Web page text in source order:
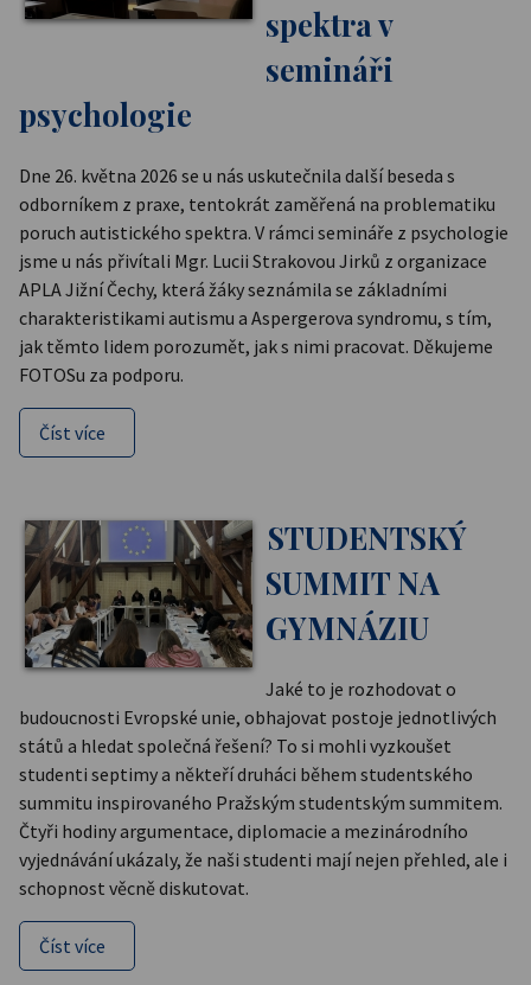
spektra v
semináři
psychologie
Dne 26. května 2026 se u nás uskutečnila další beseda s
odborníkem z praxe, tentokrát zaměřená na problematiku
poruch autistického spektra. V rámci semináře z psychologie
jsme u nás přivítali Mgr. Lucii Strakovou Jirků z organizace
APLA Jižní Čechy, která žáky seznámila se základními
charakteristikami autismu a Aspergerova syndromu, s tím,
jak těmto lidem porozumět, jak s nimi pracovat. Děkujeme
FOTOSu za podporu.
Číst více
STUDENTSKÝ
SUMMIT NA
GYMNÁZIU
Jaké to je rozhodovat o
budoucnosti Evropské unie, obhajovat postoje jednotlivých
států a hledat společná řešení? To si mohli vyzkoušet
studenti septimy a někteří druháci během studentského
summitu inspirovaného Pražským studentským summitem.
Čtyři hodiny argumentace, diplomacie a mezinárodního
vyjednávání ukázaly, že naši studenti mají nejen přehled, ale i
schopnost věcně diskutovat.
Číst více